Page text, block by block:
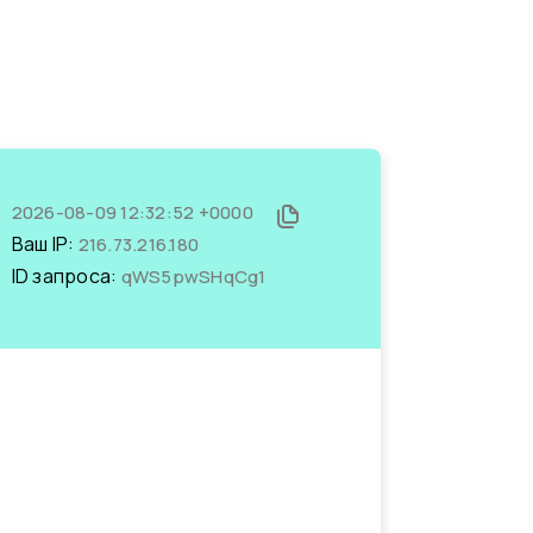
2026-08-09 12:32:52 +0000
Ваш IP: 216.73.216.180
ID запроса: qWS5pwSHqCg1